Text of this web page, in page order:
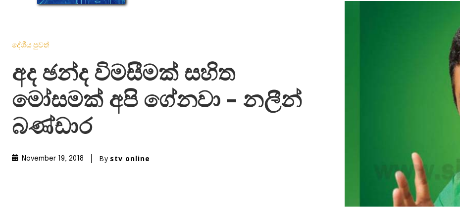
දේශීය පුවත්
අද ඡන්ද විමසීමක් සහිත
මෝසමක් අපි ගේනවා – නලීන්
බණ්ඩාර
November 19, 2018 By stv online